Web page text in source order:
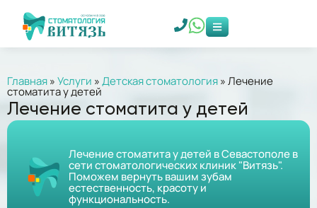
Главная»Услуги »Детская стоматология»Лечение
стоматита у детей
Лечение стоматита у детей
Лечение стоматита у детей в Севастополе в
сети стоматологических клиник "Витязь".
Поможем вернуть вашим зубам
естественность, красоту и
функциональность.